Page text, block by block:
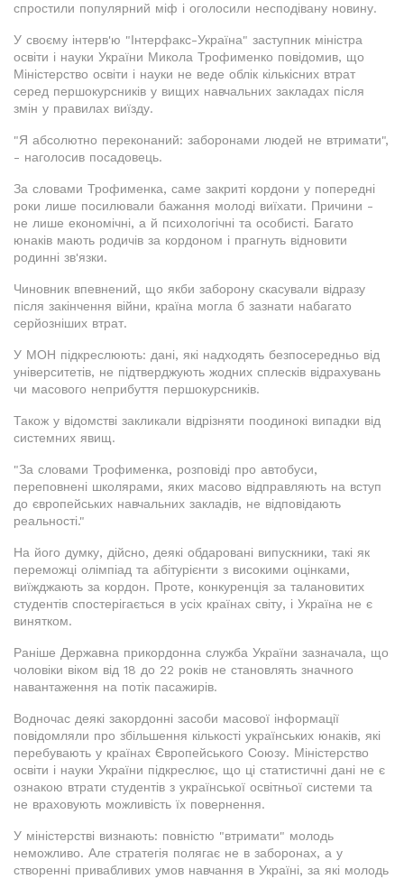
спростили популярний міф і оголосили несподівану новину.
У своєму інтерв'ю "Інтерфакс-Україна" заступник міністра
освіти і науки України Микола Трофименко повідомив, що
Міністерство освіти і науки не веде облік кількісних втрат
серед першокурсників у вищих навчальних закладах після
змін у правилах виїзду.
"Я абсолютно переконаний: заборонами людей не втримати",
- наголосив посадовець.
За словами Трофименка, саме закриті кордони у попередні
роки лише посилювали бажання молоді виїхати. Причини -
не лише економічні, а й психологічні та особисті. Багато
юнаків мають родичів за кордоном і прагнуть відновити
родинні зв'язки.
Чиновник впевнений, що якби заборону скасували відразу
після закінчення війни, країна могла б зазнати набагато
серйозніших втрат.
У МОН підкреслюють: дані, які надходять безпосередньо від
університетів, не підтверджують жодних сплесків відрахувань
чи масового неприбуття першокурсників.
Також у відомстві закликали відрізняти поодинокі випадки від
системних явищ.
"За словами Трофименка, розповіді про автобуси,
переповнені школярами, яких масово відправляють на вступ
до європейських навчальних закладів, не відповідають
реальності."
На його думку, дійсно, деякі обдаровані випускники, такі як
переможці олімпіад та абітурієнти з високими оцінками,
виїжджають за кордон. Проте, конкуренція за талановитих
студентів спостерігається в усіх країнах світу, і Україна не є
винятком.
Раніше Державна прикордонна служба України зазначала, що
чоловіки віком від 18 до 22 років не становлять значного
навантаження на потік пасажирів.
Водночас деякі закордонні засоби масової інформації
повідомляли про збільшення кількості українських юнаків, які
перебувають у країнах Європейського Союзу. Міністерство
освіти і науки України підкреслює, що ці статистичні дані не є
ознакою втрати студентів з української освітньої системи та
не враховують можливість їх повернення.
У міністерстві визнають: повністю "втримати" молодь
неможливо. Але стратегія полягає не в заборонах, а у
створенні привабливих умов навчання в Україні, за які молодь